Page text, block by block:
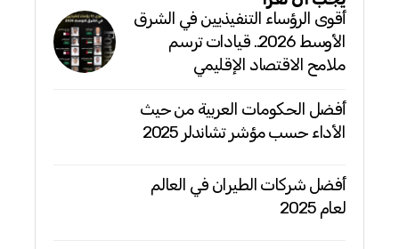
أقوى الرؤساء التنفيذيين في الشرق
الأوسط 2026.. قيادات ترسم
ملامح الاقتصاد الإقليمي
أفضل الحكومات العربية من حيث
الأداء حسب مؤشر تشاندلر 2025
أفضل شركات الطيران في العالم
لعام 2025